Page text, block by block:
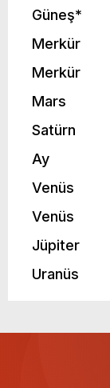
Güneş*
Merkür
Merkür
Mars
Satürn
Ay
Venüs
Venüs
Jüpiter
Uranüs